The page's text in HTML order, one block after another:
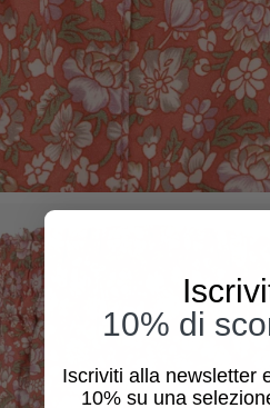
10% di
Iscriviti alla newsletter
10% su una